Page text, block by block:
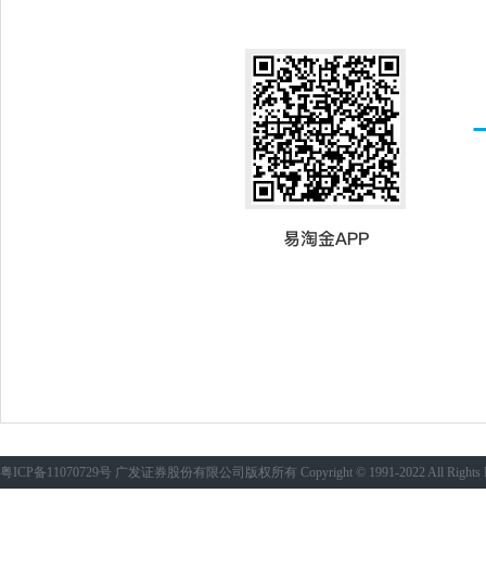
粤ICP备11070729号 广发证券股份有限公司版权所有 Copyright © 1991-2022 All Rights